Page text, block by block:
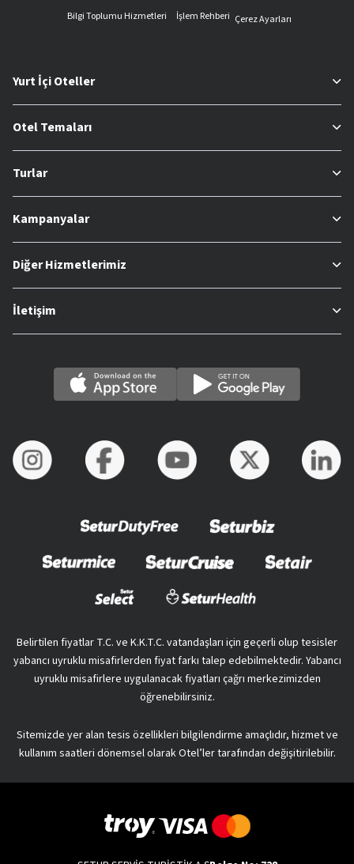
Bilgi Toplumu Hizmetleri
İşlem Rehberi Çerez Ayarları
Yurt İçi Oteller
Otel Temaları
Turlar
Kampanyalar
Diğer Hizmetlerimiz
İletişim
Belirtilen fiyatlar T.C. ve K.K.T.C. vatandaşları için geçerli olup tesisler
yabancı uyruklu misafirlerden fiyat farkı talep edebilmektedir. Yabancı
uyruklu misafirlere uygulanacak fiyatları çağrı merkezimizden
öğrenebilirsiniz.
Sitemizde yer alan tesis özellikleri bilgilendirme amaçlıdır, hizmet ve
kullanım saatleri dönemsel olarak Otel’ler tarafından değişitirilebilir.